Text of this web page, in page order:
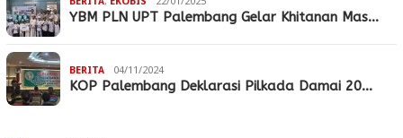
YBM PLN UPT Palembang Gelar Khitanan Mas…
BERITA 04/11/2024
KOP Palembang Deklarasi Pilkada Damai 20…